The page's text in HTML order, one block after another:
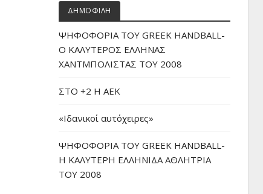
ΔΗΜΟΦΙΛΗ
ΨΗΦΟΦΟΡΙΑ ΤΟΥ GREEK HANDBALL-
O ΚΑΛΥΤΕΡΟΣ ΕΛΛΗΝΑΣ
ΧΑΝΤΜΠΟΛΙΣΤΑΣ ΤΟΥ 2008
ΣΤΟ +2 Η ΑΕΚ
«Iδανικοί αυτόχειρες»
ΨΗΦΟΦΟΡΙΑ ΤΟΥ GREEK HANDBALL-
H ΚΑΛΥΤΕΡΗ ΕΛΛΗΝΙΔΑ ΑΘΛΗΤΡΙΑ
ΤΟΥ 2008